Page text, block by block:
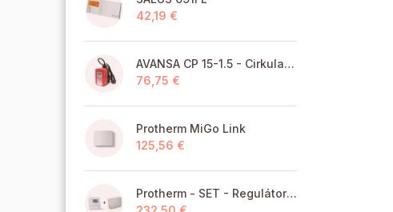
42,19 €
AVANSA CP 15-1.5 - Cirkulačné čerpadlo TÚV pre pitnú vodu
76,75 €
Protherm MiGo Link
125,56 €
Protherm - SET - Regulátor MiGo Select + brána MiGo Link